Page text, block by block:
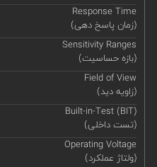
Response Time
(زمان پاسخ دهی)
Sensitivity Ranges
(بازه حساسیت)
Field of View
(زاویه دید)
Built-in-Test (BIT)
(تست داخلی)
Operating Voltage
(ولتاژ عملکرد)